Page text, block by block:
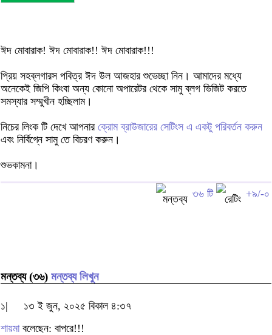
ঈদ মোবারাক! ঈদ মোবারাক!! ঈদ মোবারাক!!!
প্রিয় সহব্লগারস পবিত্র ঈদ উল আজহার শুভেচ্ছা নিন। আমাদের মধ্যে
অনেকেই জিপি কিংবা অন্য কোনো অপারেটর থেকে সামু ব্লগ ভিজিট করতে
সমস্যার সম্মুখীন হচ্ছিলাম।
নিচের লিংক টি দেখে আপনার ক্রোম ব্রাউজারের সেটিংস এ একটু পরিবর্তন করুন
এবং নির্বিগ্নে সামু তে বিচরণ করুন।
শুভকামনা।
৩৬ টি +৯/-০
মন্তব্য (৩৬) মন্তব্য লিখুন
১|
১৩ ই জুন, ২০২৫ বিকাল ৪:৩৭
শায়মাবলেছেন: বাপরে!!!